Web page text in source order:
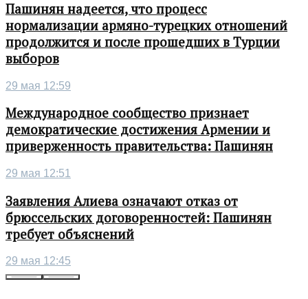
Пашинян надеется, что процесс
нормализации армяно-турецких отношений
продолжится и после прошедших в Турции
выборов
29 мая 12:59
Международное сообщество признает
демократические достижения Армении и
приверженность правительства: Пашинян
29 мая 12:51
Заявления Алиева означают отказ от
брюссельских договоренностей: Пашинян
требует объяснений
29 мая 12:45